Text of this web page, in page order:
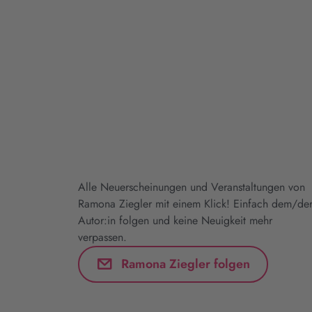
Alle Neuerscheinungen und Veranstaltungen von
Ramona Ziegler mit einem Klick! Einfach dem/der
Autor:in folgen und keine Neuigkeit mehr
verpassen.
Ramona Ziegler folgen